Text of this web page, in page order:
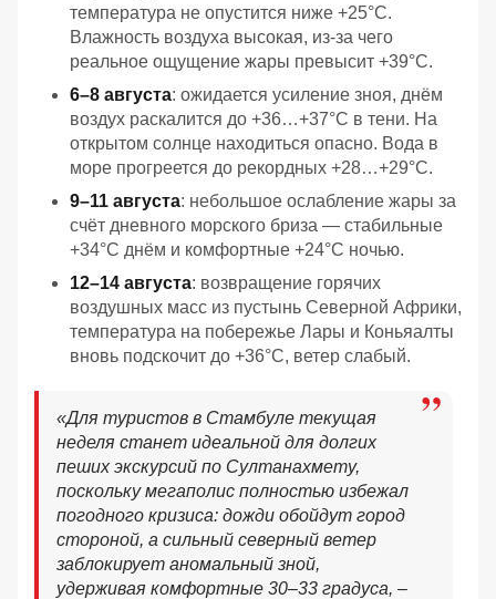
температура не опустится ниже +25°C.
Влажность воздуха высокая, из-за чего
реальное ощущение жары превысит +39°C.
6–8 августа: ожидается усиление зноя, днём
воздух раскалится до +36…+37°C в тени. На
открытом солнце находиться опасно. Вода в
море прогреется до рекордных +28…+29°C.
9–11 августа: небольшое ослабление жары за
счёт дневного морского бриза — стабильные
+34°C днём и комфортные +24°C ночью.
12–14 августа: возвращение горячих
воздушных масс из пустынь Северной Африки,
температура на побережье Лары и Коньяалты
вновь подскочит до +36°C, ветер слабый.
«Для туристов в Стамбуле текущая
неделя станет идеальной для долгих
пеших экскурсий по Султанахмету,
поскольку мегаполис полностью избежал
погодного кризиса: дожди обойдут город
стороной, а сильный северный ветер
заблокирует аномальный зной,
удерживая комфортные 30–33 градуса, –